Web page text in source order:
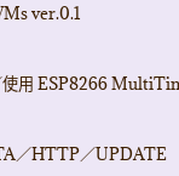
ver.0.1
使用 ESP8266
／HTTP／UPDATE